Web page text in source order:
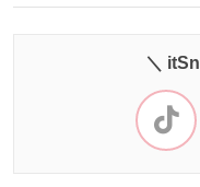
＼